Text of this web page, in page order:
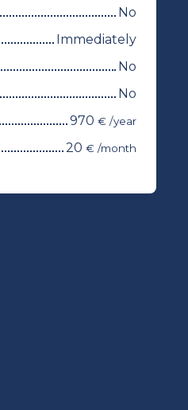
No
Immediately
No
No
970 € /year
20 € /month